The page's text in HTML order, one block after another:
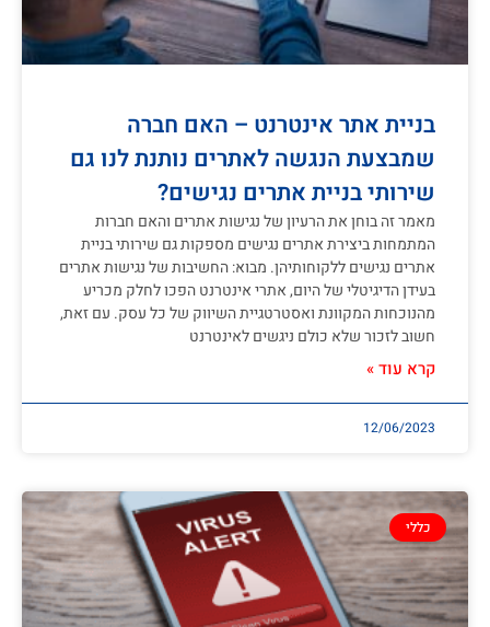
בניית אתר אינטרנט – האם חברה
שמבצעת הנגשה לאתרים נותנת לנו גם
שירותי בניית אתרים נגישים?
מאמר זה בוחן את הרעיון של נגישות אתרים והאם חברות
המתמחות ביצירת אתרים נגישים מספקות גם שירותי בניית
אתרים נגישים ללקוחותיהן. מבוא: החשיבות של נגישות אתרים
בעידן הדיגיטלי של היום, אתרי אינטרנט הפכו לחלק מכריע
מהנוכחות המקוונת ואסטרטגיית השיווק של כל עסק. עם זאת,
חשוב לזכור שלא כולם ניגשים לאינטרנט
קרא עוד »
12/06/2023
כללי